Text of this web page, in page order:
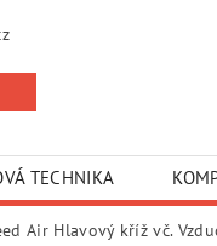
TECHNIKA
Air Hlavový kříž vč.